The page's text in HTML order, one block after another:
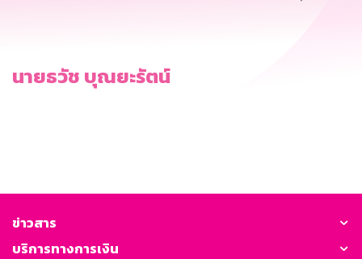
นายธวัช บุณยะรัตน์
ข่าวสาร
บริการทางการเงิน